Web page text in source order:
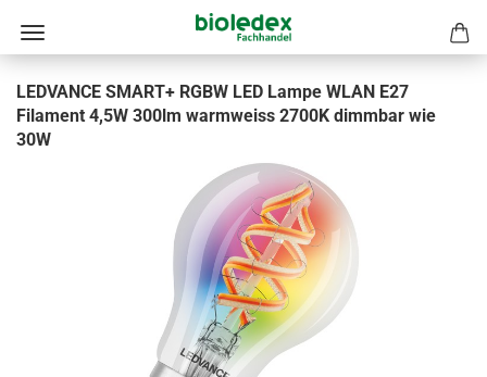
LEDVANCE SMART+ RGBW LED Lampe WLAN E27
Filament 4,5W 300lm warmweiss 2700K dimmbar wie
30W